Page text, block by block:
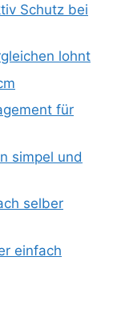
Schutz bei
lohnt
für
simpel und
selber
einfach